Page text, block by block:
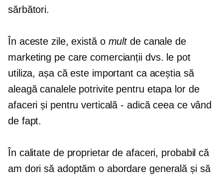
sărbători.
În aceste zile, există o multde canale de
marketing pe care comercianții dvs. le pot
utiliza, așa că este important ca aceștia să
aleagă canalele potrivite pentru etapa lor de
afaceri și pentru verticală - adică ceea ce vând
de fapt.
În calitate de proprietar de afaceri, probabil că
am dori să adoptăm o abordare generală și să